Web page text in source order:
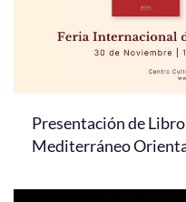
Presentación de
Mediterráneo